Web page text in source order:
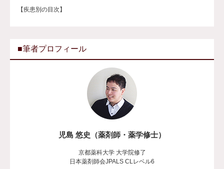
【疾患別の目次】
■筆者プロフィール
児島 悠史（薬剤師・薬学修士）
京都薬科大学 大学院修了
日本薬剤師会JPALS CLレベル6